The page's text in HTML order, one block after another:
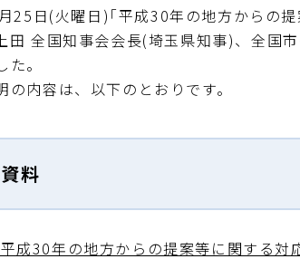
25日(火曜日)｢平成30年の地方からの
田 全国知事会会長(埼玉県知事)、全国
た。
の内容は、以下のとおりです。
資料
平成30年の地方からの提案等に関する